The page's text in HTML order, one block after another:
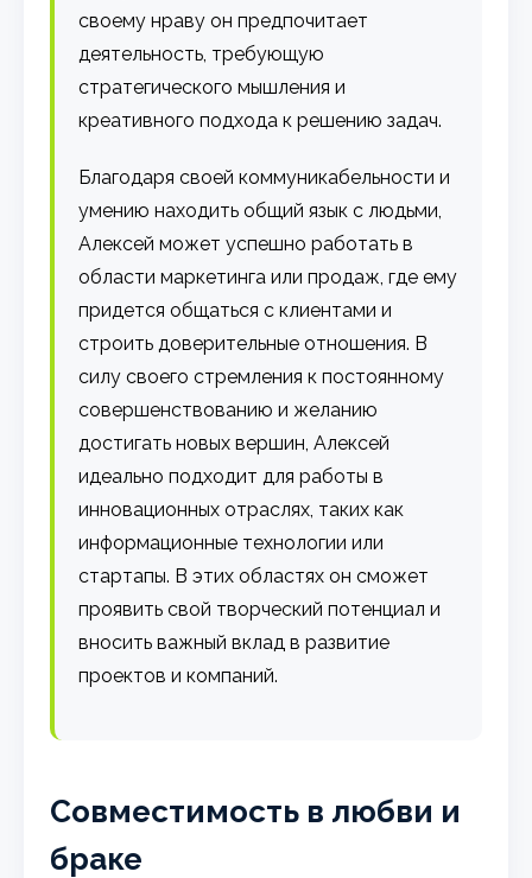
своему нраву он предпочитает
деятельность, требующую
стратегического мышления и
креативного подхода к решению задач.
Благодаря своей коммуникабельности и
умению находить общий язык с людьми,
Алексей может успешно работать в
области маркетинга или продаж, где ему
придется общаться с клиентами и
строить доверительные отношения. В
силу своего стремления к постоянному
совершенствованию и желанию
достигать новых вершин, Алексей
идеально подходит для работы в
инновационных отраслях, таких как
информационные технологии или
стартапы. В этих областях он сможет
проявить свой творческий потенциал и
вносить важный вклад в развитие
проектов и компаний.
Совместимость в любви и
браке